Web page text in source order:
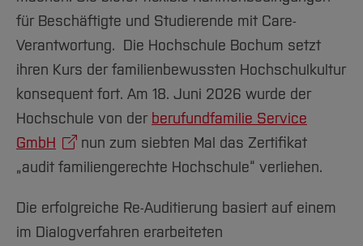
Arbeiten im FB G
International
Team
Service
Studieninteressierte
Aktuelles
Studium
Fachgruppen
Forschung und Entwicklung
International
Team
Service
Amtliche Bekanntmachungen
Notfall-Infos
BO Shop
Familiengerechte Hochschule
Gleichstellung
Diskriminierungsfreie Hochschule
Vertretungen
Wahlen
Hochschulbibliothek
Hochschulkommunikation
International Office
Medienzentrum
qed-Stiftung
Zentrale Studienberatung
für Beschäftigte und Studierende mit Care-
Verantwortung. Die Hochschule Bochum setzt
ihren Kurs der familienbewussten Hochschulkultur
konsequent fort. Am 18. Juni 2026 wurde der
Hochschule von der berufundfamilie Service
GmbH
nun zum siebten Mal das Zertifikat
„audit familiengerechte Hochschule“ verliehen.
Die erfolgreiche Re-Auditierung basiert auf einem
im Dialogverfahren erarbeiteten